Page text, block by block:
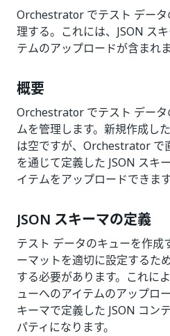
Orchestrator でテスト デー
理する。これには、JSON ス
テムのアップロードが含まれま
概要
Orchestrator でテスト データ
ムを管理します。新規作成し
は空ですが、Orchestrator で
を通じて定義した JSON スキ
イテムをアップロードできます
JSON スキーマの定義
テスト データのキューを作成
ーマットを適切に設定するた
する必要があります。これに
ューへのアイテムのアップロ
キーマで定義した JSON コン
パティになります。